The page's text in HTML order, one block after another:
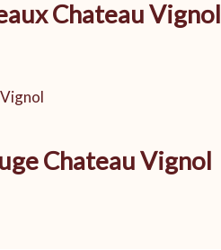
Chateau Vignol
Chateau Vignol